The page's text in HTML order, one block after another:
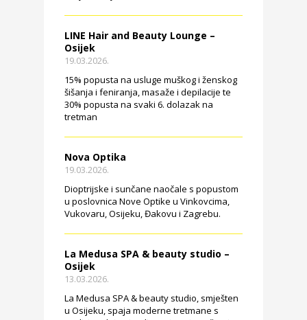
LINE Hair and Beauty Lounge –
Osijek
19.03.2026.
15% popusta na usluge muškog i ženskog
šišanja i feniranja, masaže i depilacije te
30% popusta na svaki 6. dolazak na
tretman
Nova Optika
19.03.2026.
Dioptrijske i sunčane naočale s popustom
u poslovnica Nove Optike u Vinkovcima,
Vukovaru, Osijeku, Đakovu i Zagrebu.
La Medusa SPA & beauty studio –
Osijek
13.03.2026.
La Medusa SPA & beauty studio, smješten
u Osijeku, spaja moderne tretmane s